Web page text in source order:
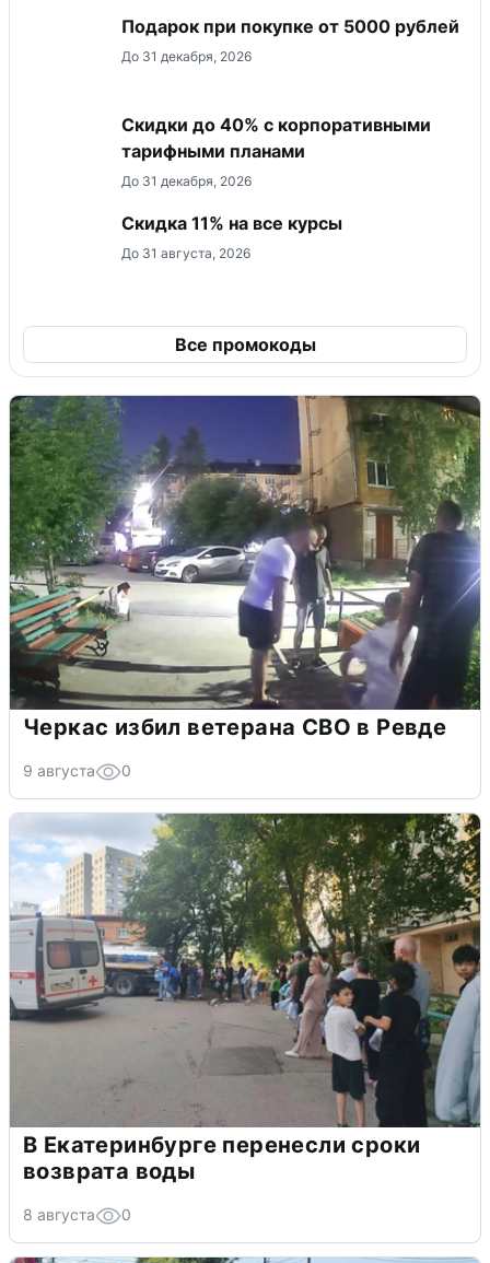
Подарок при покупке от 5000 рублей
До 31 декабря, 2026
Скидки до 40% с корпоративными
тарифными планами
До 31 декабря, 2026
Скидка 11% на все курсы
До 31 августа, 2026
Все промокоды
Черкас избил ветерана СВО в Ревде
9 августа 0
В Екатеринбурге перенесли сроки
возврата воды
8 августа 0